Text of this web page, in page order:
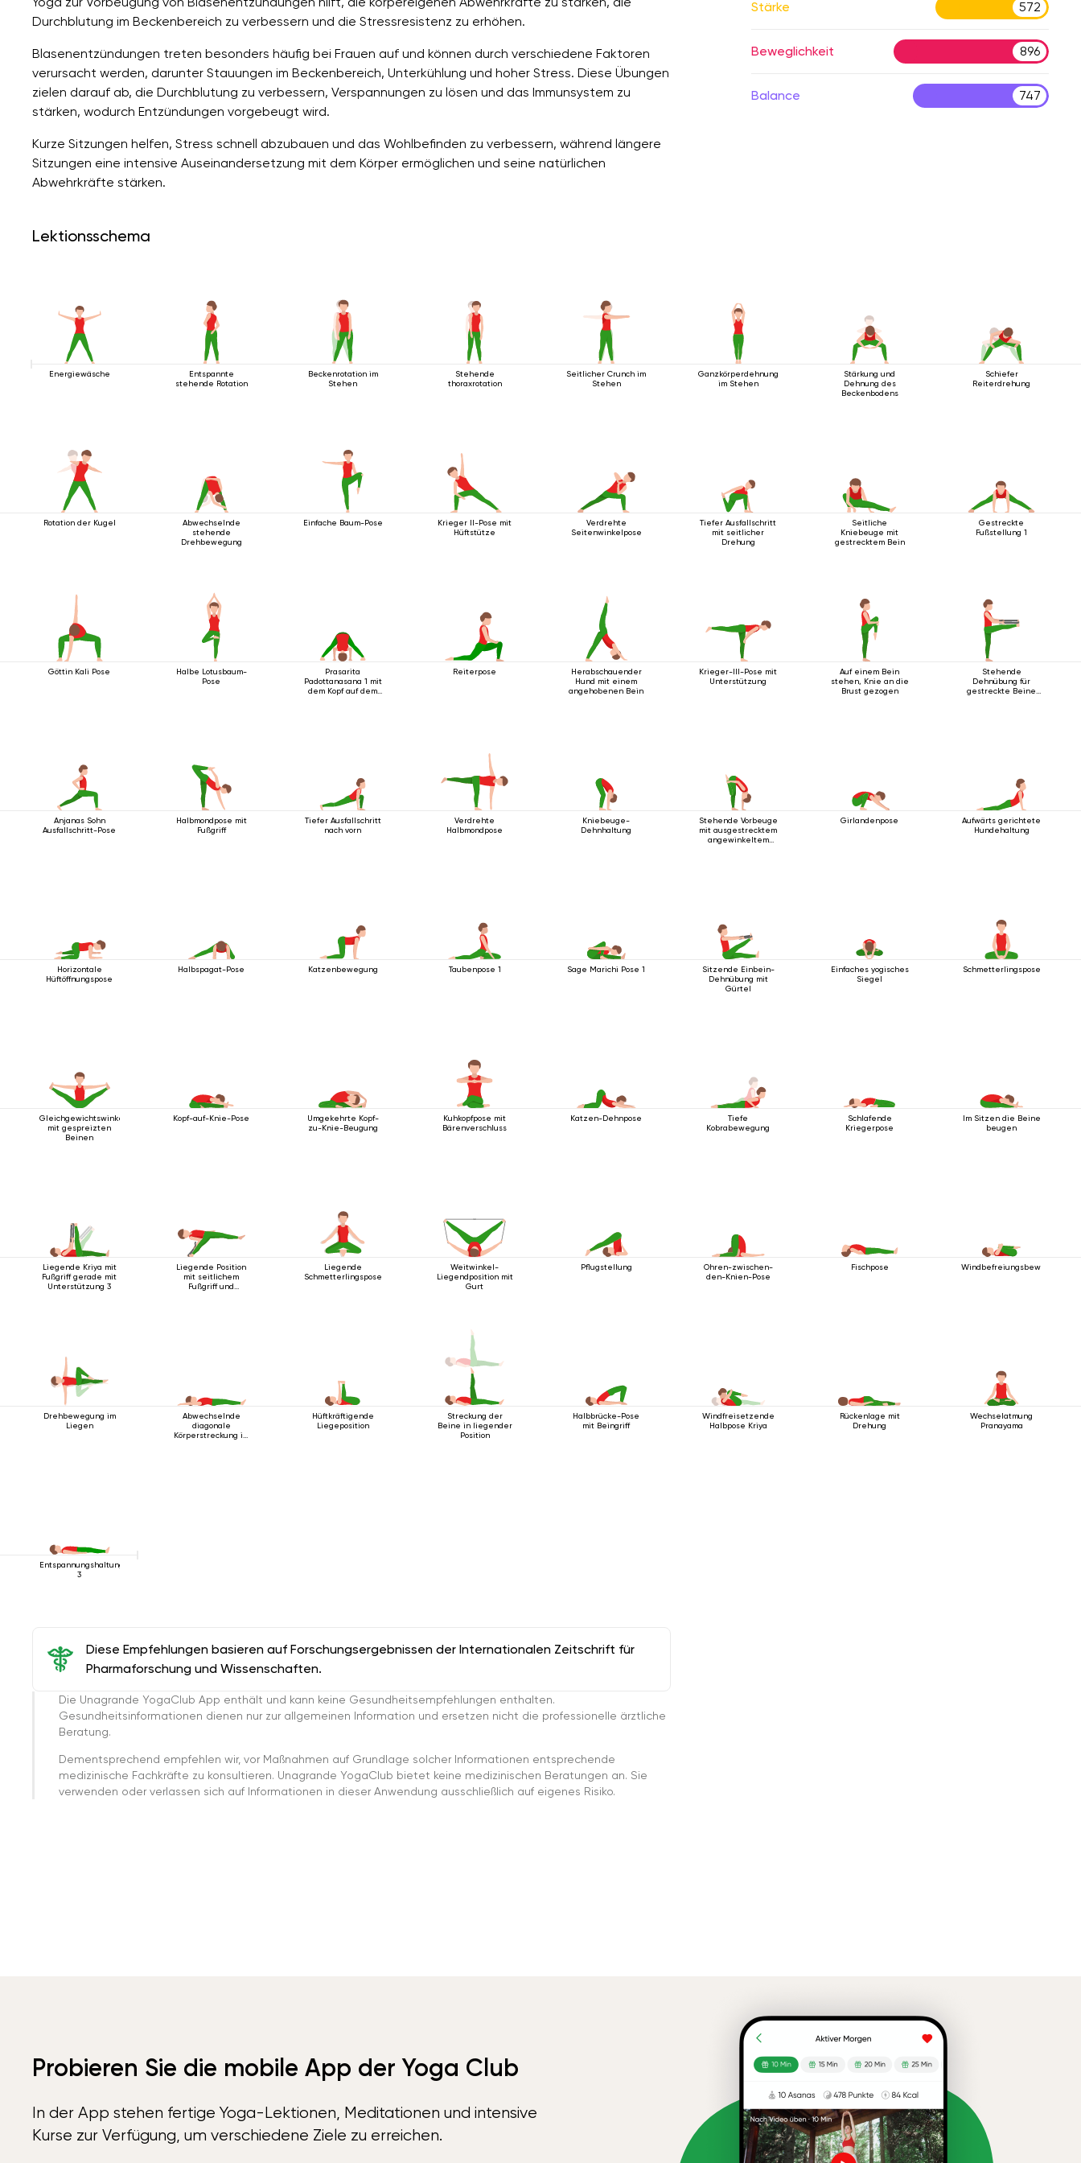
Durchblutung im Beckenbereich zu verbessern und die Stressresistenz zu erhöhen.
Blasenentzündungen treten besonders häufig bei Frauen auf und können durch verschiedene Faktoren
verursacht werden, darunter Stauungen im Beckenbereich, Unterkühlung und hoher Stress. Diese Übungen
zielen darauf ab, die Durchblutung zu verbessern, Verspannungen zu lösen und das Immunsystem zu
stärken, wodurch Entzündungen vorgebeugt wird.
Kurze Sitzungen helfen, Stress schnell abzubauen und das Wohlbefinden zu verbessern, während längere
Sitzungen eine intensive Auseinandersetzung mit dem Körper ermöglichen und seine natürlichen
Abwehrkräfte stärken.
Stärke 572
Beweglichkeit 896
Balance 747
Lektionsschema
Energiewäsche
Entspannte
stehende Rotation
Beckenrotation im
Stehen
Stehende
thoraxrotation
Seitlicher Crunch im
Stehen
Ganzkörperdehnung
im Stehen
Stärkung und
Dehnung des
Beckenbodens
Schiefer
Reiterdrehung
Rotation der Kugel
Abwechselnde
stehende
Drehbewegung
Einfache Baum-Pose
Krieger II-Pose mit
Hüftstütze
Verdrehte
Seitenwinkelpose
Tiefer Ausfallschritt
mit seitlicher
Drehung
Seitliche
Kniebeuge mit
gestrecktem Bein
Gestreckte
Fußstellung 1
Göttin Kali Pose
Halbe Lotusbaum-
Pose
Prasarita
Padottanasana 1 mit
dem Kopf auf dem
Reiterpose
Herabschauender
Hund mit einem
angehobenen Bein
Krieger-III-Pose mit
Unterstützung
Auf einem Bein
stehen, Knie an die
Brust gezogen
Stehende
Dehnübung für
gestreckte Beine
Anjanas Sohn
Ausfallschritt-Pose
Halbmondpose mit
Fußgriff
Tiefer Ausfallschritt
nach vorn
Verdrehte
Halbmondpose
Kniebeuge-
Dehnhaltung
Stehende Vorbeuge
mit ausgestrecktem
angewinkeltem
Girlandenpose
Aufwärts gerichtete
Hundehaltung
Horizontale
Hüftöffnungspose
Halbspagat-Pose Katzenbewegung Taubenpose 1 Sage Marichi Pose 1
Sitzende Einbein-
Dehnübung mit
Gürtel
Einfaches yogisches
Siegel
Schmetterlingspose
Gleichgewichtswinkelhaltung
mit gespreizten
Beinen
Kopf-auf-Knie-Pose
Umgekehrte Kopf-
zu-Knie-Beugung
Kuhkopfpose mit
Bärenverschluss
Katzen-Dehnpose
Tiefe
Kobrabewegung
Schlafende
Kriegerpose
Im Sitzen die Beine
beugen
Liegende Kriya mit
Fußgriff gerade mit
Unterstützung 3
Liegende Position
mit seitlichem
Fußgriff und
Liegende
Schmetterlingspose
Weitwinkel-
Liegendposition mit
Gurt
Pflugstellung
Ohren-zwischen-
den-Knien-Pose
Fischpose Windbefreiungsbewegung
Drehbewegung im
Liegen
Abwechselnde
diagonale
Körperstreckung im
Hüftkräftigende
Liegeposition
Streckung der
Beine in liegender
Position
Halbbrücke-Pose
mit Beingriff
Windfreisetzende
Halbpose Kriya
Rückenlage mit
Drehung
Wechselatmung
Pranayama
Entspannungshaltung
3
Diese Empfehlungen basieren auf Forschungsergebnissen der Internationalen Zeitschrift für
Pharmaforschung und Wissenschaften.
Die Unagrande YogaClub App enthält und kann keine Gesundheitsempfehlungen enthalten.
Gesundheitsinformationen dienen nur zur allgemeinen Information und ersetzen nicht die professionelle ärztliche
Beratung.
Dementsprechend empfehlen wir, vor Maßnahmen auf Grundlage solcher Informationen entsprechende
medizinische Fachkräfte zu konsultieren. Unagrande YogaClub bietet keine medizinischen Beratungen an. Sie
verwenden oder verlassen sich auf Informationen in dieser Anwendung ausschließlich auf eigenes Risiko.
Probieren Sie die mobile App der Yoga Club
In der App stehen fertige Yoga-Lektionen, Meditationen und intensive
Kurse zur Verfügung, um verschiedene Ziele zu erreichen.